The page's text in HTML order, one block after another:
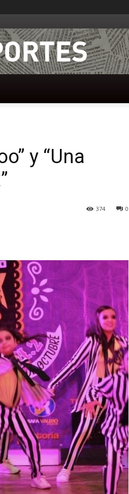
y “Una
0
374